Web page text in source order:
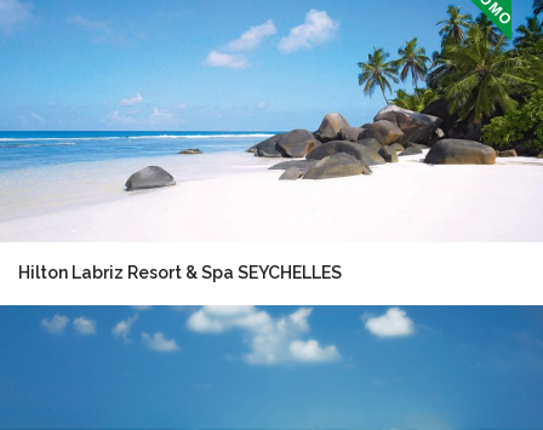
Hilton Labriz Resort & Spa SEYCHELLES